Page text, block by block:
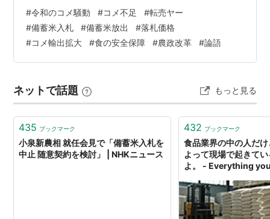
7社によって落札されたそうです。1月のコメ価格の指標
となる「相対取引価格」より約約3000円安い結果だった
といいます。 「これだけの量がマーケットに出れば、当
然需給は一定程度改善され、消費者にも理解いただける
水相はそう…
#令和のコメ騒動 #コメ不足 #転売ヤー
#備蓄米入札 #備蓄米放出 #落札価格
#コメ輸出拡大 #食の安全保障 #農政改革 #論語
ネットで話題 もっと見る
435 ブックマーク
小泉新農相 就任会見で「備蓄米入札を
中止 随意契約を検討」 | NHKニュース
432 ブックマーク
食品業界の中の人だ
よって現場で起きて
よ。 - Everything